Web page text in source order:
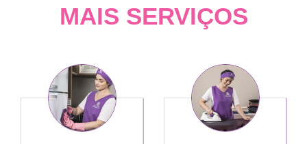
MAIS SERVIÇOS